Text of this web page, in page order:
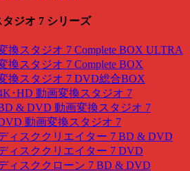
ジオ 7 シリーズ
換スタジオ 7 Complete BOX ULTRA
換スタジオ 7 Complete BOX
換スタジオ 7 DVD総合BOX
･HD 動画変換スタジオ 7
& DVD 動画変換スタジオ 7
動画変換スタジオ 7
ィスククリエイター 7 BD & DVD
ィスククリエイター 7 DVD
ィスククローン 7 BD & DVD